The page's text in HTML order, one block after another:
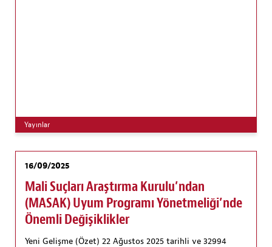
Yayınlar
16/09/2025
Mali Suçları Araştırma Kurulu’ndan
(MASAK) Uyum Programı Yönetmeliği’nde
Önemli Değişiklikler
Yeni Gelişme (Özet) 22 Ağustos 2025 tarihli ve 32994